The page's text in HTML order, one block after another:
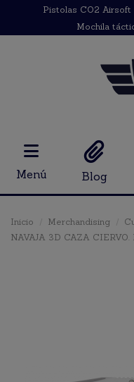
Pistolas CO2 Airsoft
Mochila
Menú Blog
Inicio Merchandising
NAVAJA 3D CAZA CIERVO.